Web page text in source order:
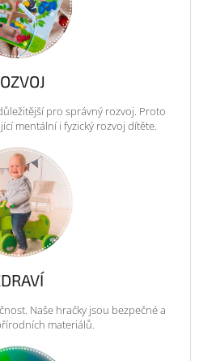
pro správný rozvoj. Proto
mentální i fyzický rozvoj dítěte.
Naše hračky jsou bezpečné a
materiálů.